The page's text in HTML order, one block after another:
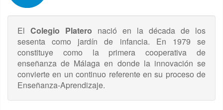
El Colegio Platero nació en la década de los
sesenta como jardín de infancia. En 1979 se
constituye como la primera cooperativa de
enseñanza de Málaga en donde la innovación se
convierte en un continuo referente en su proceso de
Enseñanza-Aprendizaje.